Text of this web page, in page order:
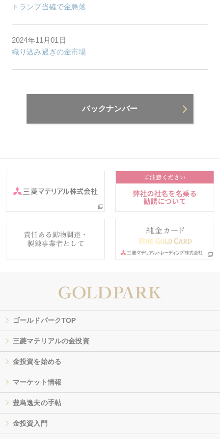
トランプ当確で金急落
2024年11月01日
織り込み過ぎの金市場
バックナンバー
ゴールドパークTOP
三菱マテリアルの金投資
金投資を始める
マーケット情報
豊島逸夫の手帖
金投資入門